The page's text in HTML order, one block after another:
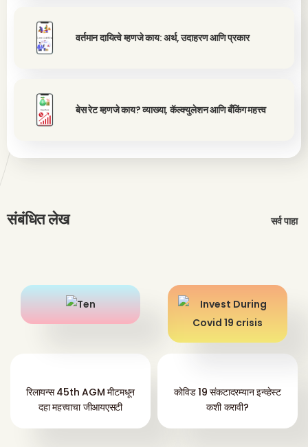
वर्तमान दायित्वे म्हणजे काय: अर्थ, उदाहरण आणि प्रकार
बेस रेट म्हणजे काय? व्याख्या, कॅल्क्युलेशन आणि बँकिंग महत्त्व
संबंधित लेख सर्व पाहा
रिलायन्स 45th AGM मीटमधून
दहा महत्त्वाचा जीआयएसटी
कोविड 19 संकटादरम्यान इन्व्हेस्ट
कशी करावी?